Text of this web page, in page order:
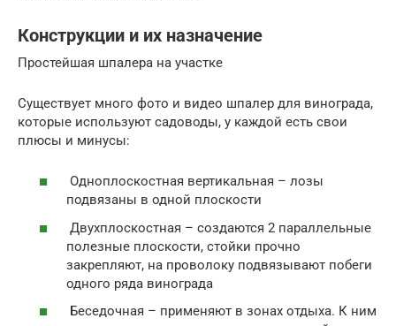
Конструкции и их назначение
Простейшая шпалера на участке
Существует много фото и видео шпалер для винограда,
которые используют садоводы, у каждой есть свои
плюсы и минусы:
Одноплоскостная вертикальная – лозы
подвязаны в одной плоскости
Двухплоскостная – создаются 2 параллельные
полезные плоскости, стойки прочно
закрепляют, на проволоку подвязывают побеги
одного ряда винограда
Беседочная – применяют в зонах отдыха. К ним